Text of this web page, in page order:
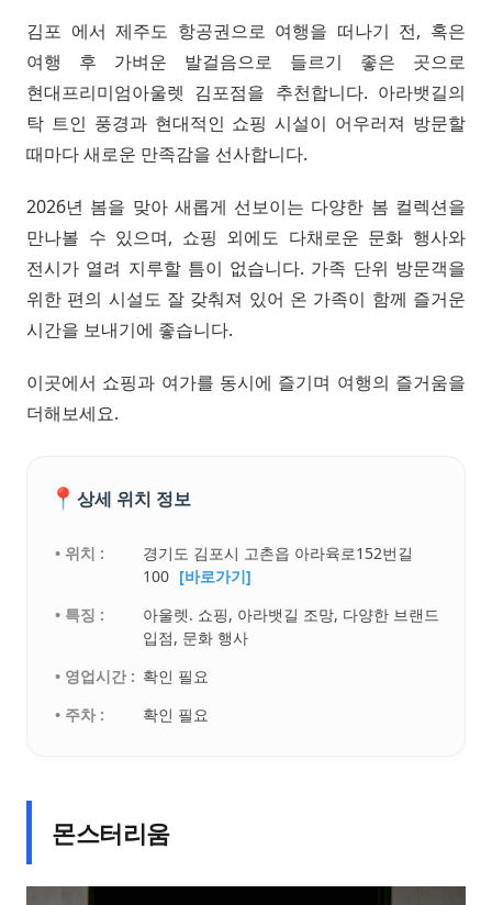
김포 에서 제주도 항공권으로 여행을 떠나기 전, 혹은
여행 후 가벼운 발걸음으로 들르기 좋은 곳으로
현대프리미엄아울렛 김포점을 추천합니다. 아라뱃길의
탁 트인 풍경과 현대적인 쇼핑 시설이 어우러져 방문할
때마다 새로운 만족감을 선사합니다.
2026년 봄을 맞아 새롭게 선보이는 다양한 봄 컬렉션을
만나볼 수 있으며, 쇼핑 외에도 다채로운 문화 행사와
전시가 열려 지루할 틈이 없습니다. 가족 단위 방문객을
위한 편의 시설도 잘 갖춰져 있어 온 가족이 함께 즐거운
시간을 보내기에 좋습니다.
이곳에서 쇼핑과 여가를 동시에 즐기며 여행의 즐거움을
더해보세요.
📍 상세 위치 정보
• 위치 :
경기도 김포시 고촌읍 아라육로152번길
100 [바로가기]
• 특징 :
아울렛. 쇼핑, 아라뱃길 조망, 다양한 브랜드
입점, 문화 행사
• 영업시간 : 확인 필요
• 주차 :
확인 필요
몬스터리움